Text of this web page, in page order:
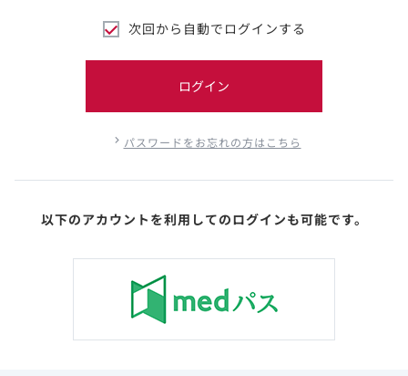
次回から自動でログインする
ログイン
パスワードをお忘れの方はこちら
以下のアカウントを利用してのログインも可能です。